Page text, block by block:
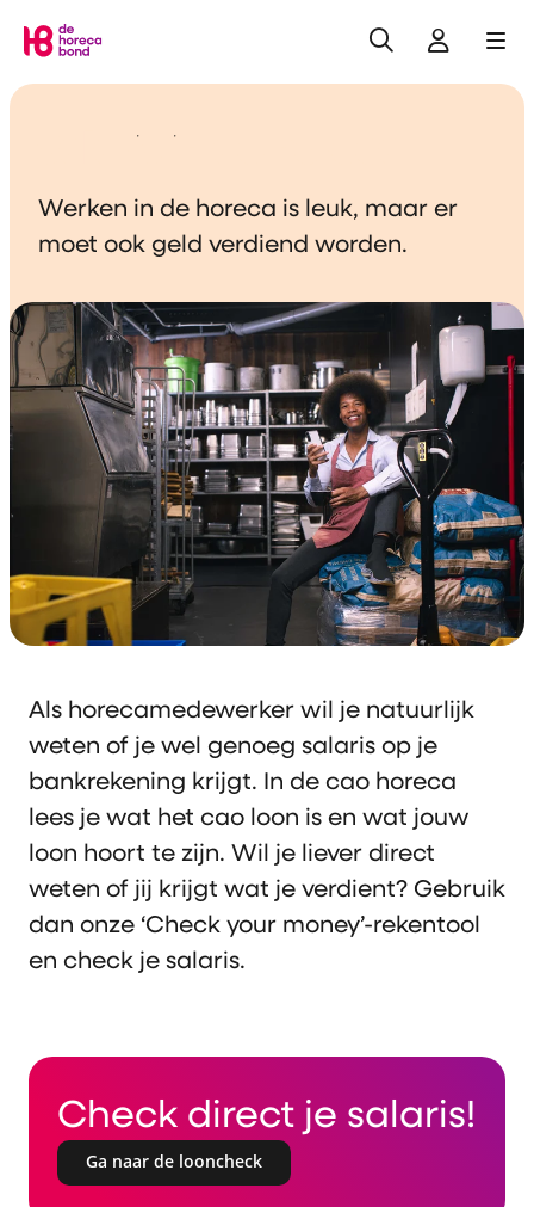
Zoeken
Werken in de horeca is leuk, maar er
moet ook geld verdiend worden.
Als horecamedewerker wil je natuurlijk
weten of je wel genoeg salaris op je
bankrekening krijgt. In de cao horeca
lees je wat het cao loon is en wat jouw
loon hoort te zijn. Wil je liever direct
weten of jij krijgt wat je verdient? Gebruik
dan onze ‘Check your money’-rekentool
en check je salaris.
Check direct je salaris!
Ga naar de looncheck